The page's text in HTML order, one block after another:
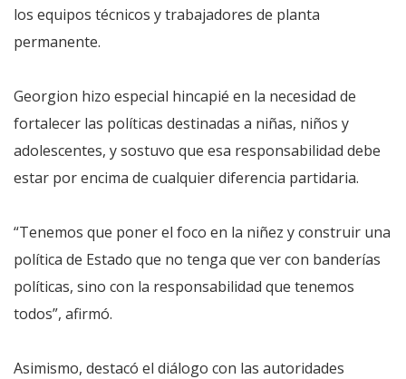
los equipos técnicos y trabajadores de planta
permanente.
Georgion hizo especial hincapié en la necesidad de
fortalecer las políticas destinadas a niñas, niños y
adolescentes, y sostuvo que esa responsabilidad debe
estar por encima de cualquier diferencia partidaria.
“Tenemos que poner el foco en la niñez y construir una
política de Estado que no tenga que ver con banderías
políticas, sino con la responsabilidad que tenemos
todos”, afirmó.
Asimismo, destacó el diálogo con las autoridades